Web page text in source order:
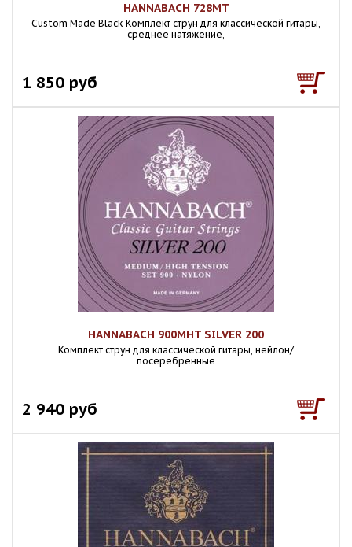
HANNABACH 728MT
Custom Made Black Комплект струн для классической гитары,
среднее натяжение,
1 850 руб
HANNABACH 900MHT SILVER 200
Комплект струн для классической гитары, нейлон/
посеребренные
2 940 руб